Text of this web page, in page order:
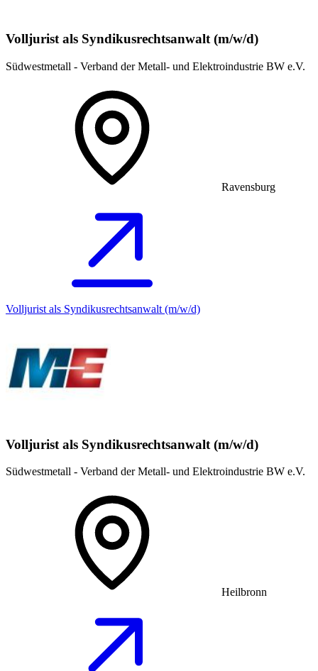
Volljurist als Syndikusrechtsanwalt (m/w/d)
Südwestmetall - Verband der Metall- und Elektroindustrie BW e.V.
Ravensburg
Volljurist als Syndikusrechtsanwalt (m/w/d)
Volljurist als Syndikusrechtsanwalt (m/w/d)
Südwestmetall - Verband der Metall- und Elektroindustrie BW e.V.
Heilbronn